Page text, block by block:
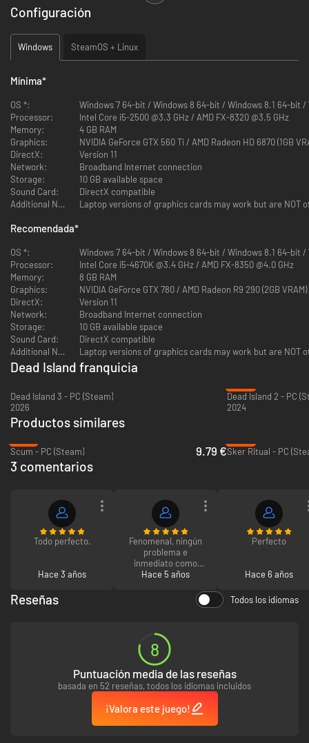
La experiencia Dead Island
combate cuerpo a cuerpo y una historia increíble a partir de un modo
Incluye todo el contenido descargable lanzado hasta la fecha.
Totalmente remasterizado: Sumérgete en el mundo de Dead Island:
Riptide en el full HD más nítido con gráficos, modelos de juego y un
sistema de iluminación fotorrealista con sombreado basado en
principios físicos mejorados.
cráneos y rebana sesos con un alucinante combate cuerpo a
cuerpo.
Modo multijugador cooperativo sin interrupciones: Ayuda a tus
amigos, métete en la historia de la lucha por la supervivencia en un
mundo que se ha vuelto loco.
Siente el ambiente: Vive el ambiente tenso, siente la destrucción, el
terror y la locura. ¡Sumérgete en la vorágine de la isla!
Configuración
Windows SteamOS + Linux
Mínima*
OS *:
Windows 7 64-bit / Windows 8 64-bit / Windows 8.1 64-bit /
Processor:
Intel Core i5-2500 @3.3 GHz / AMD FX-8320 @3.5 GHz
Memory:
4 GB RAM
Graphics:
NVIDIA GeForce GTX 560 Ti / AMD Radeon HD 6870 (1GB
DirectX:
Version 11
Network:
Broadband Internet connection
Storage:
10 GB available space
Sound Card:
DirectX compatible
Additional Notes:
Laptop versions of graphics cards may work but are
Recomendada*
OS *:
Windows 7 64-bit / Windows 8 64-bit / Windows 8.1 64-bit /
Processor:
Intel Core i5-4670K @3.4 GHz / AMD FX-8350 @4.0 GHz
Memory:
8 GB RAM
Graphics:
NVIDIA GeForce GTX 780 / AMD Radeon R9 290 (2GB VRAM)
DirectX:
Version 11
Network:
Broadband Internet connection
Storage:
10 GB available space
Sound Card:
DirectX compatible
Additional Notes:
Laptop versions of graphics cards may work but are
Dead Island franquicia
Dead Island 3 - PC (Steam)
2026
Dead Island 2 - PC
2024
Productos similares
Scum - PC (Steam)
9.79 €Sker Ritual - PC
3 comentarios
Todo perfecto.
Hace 3 años
Fenomenal, ningún
problema e
inmediato como
siempre
Hace 5 años
Perfecto
Hace 6 años
Reseñas Todos los idiomas
8
Puntuación media de las reseñas
basada en 52 reseñas, todos los idiomas incluidos
¡Valora este juego!